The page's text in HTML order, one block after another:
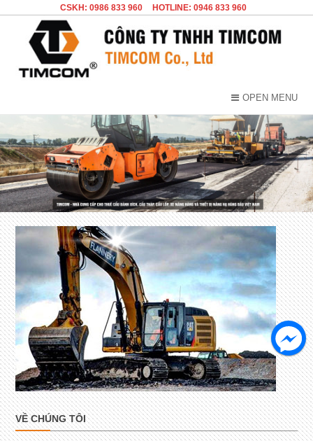
CSKH: 0986 833 960 HOTLINE: 0946 833 960
OPEN MENU
VỀ CHÚNG TÔI